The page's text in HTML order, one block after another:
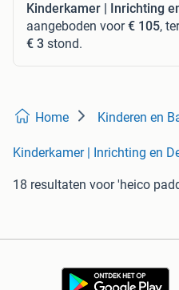
Kinderkamer | Inrichting
aangeboden voor€ 105,
€ 3 stond.
Home Kinderen en
Kinderkamer | Inrichting en
18 resultaten voor 'heico